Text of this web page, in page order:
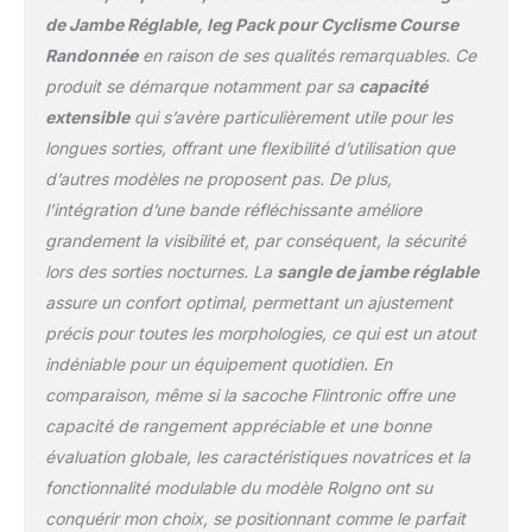
les sangles de jambe du
sacoche banane sont
réglables de 32-70cm.
De plus, la sangle de
jambe moto offre trois
options de
positionnement,
assurant un ajustement
confortable pour les
personnes de différentes
tailles et morphologies.
【Grande Capacité
Extensible】 La sacoche
jambe moto
hommecomprend 2
poches zippées, avec
une poche élastique
dans la poche principale
et une poche en filet
dans la poche
de Jambe Réglable, leg Pack pour Cyclisme Course
Randonnéeen raison de ses qualités remarquables. Ce
produit se démarque notamment par sa capacité
extensiblequi s’avère particulièrement utile pour les
longues sorties, offrant une flexibilité d’utilisation que
d’autres modèles ne proposent pas. De plus,
l’intégration d’une bande réfléchissante améliore
grandement la visibilité et, par conséquent, la sécurité
lors des sorties nocturnes. La sangle de jambe réglable
assure un confort optimal, permettant un ajustement
précis pour toutes les morphologies, ce qui est un atout
indéniable pour un équipement quotidien. En
comparaison, même si la sacoche Flintronic offre une
capacité de rangement appréciable et une bonne
évaluation globale, les caractéristiques novatrices et la
fonctionnalité modulable du modèle Rolgno ont su
conquérir mon choix, se positionnant comme le parfait